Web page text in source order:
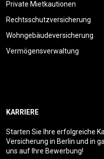
Private Mietkautionen
Rechtsschutzversicherung
Wohngebäudeversicherung
Vermögensverwaltung
KARRIERE
Starten Sie Ihre erfolgreiche
Versicherung in Berlin und in
uns auf Ihre Bewerbung!